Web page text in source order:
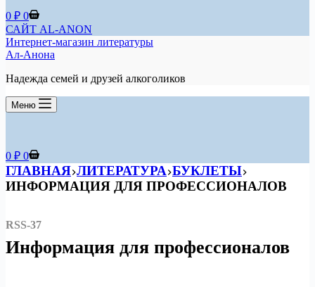
Корзина
0 ₽ 0
САЙТ AL-ANON
Интернет-магазин литературы
Ал-Анона
Надежда семей и друзей алкоголиков
Меню
Корзина
0 ₽ 0
ГЛАВНАЯ ЛИТЕРАТУРА БУКЛЕТЫ
ИНФОРМАЦИЯ ДЛЯ ПРОФЕССИОНАЛОВ
RSS-37
Информация для профессионалов